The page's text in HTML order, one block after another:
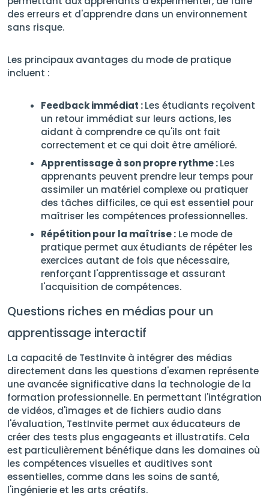
des erreurs et d'apprendre dans un environnement
sans risque.
Les principaux avantages du mode de pratique
incluent :
Feedback immédiat :Les étudiants reçoivent
un retour immédiat sur leurs actions, les
aidant à comprendre ce qu'ils ont fait
correctement et ce qui doit être amélioré.
Apprentissage à son propre rythme :Les
apprenants peuvent prendre leur temps pour
assimiler un matériel complexe ou pratiquer
des tâches difficiles, ce qui est essentiel pour
maîtriser les compétences professionnelles.
Répétition pour la maîtrise : Le mode de
pratique permet aux étudiants de répéter les
exercices autant de fois que nécessaire,
renforçant l'apprentissage et assurant
l'acquisition de compétences.
Questions riches en médias pour un
apprentissage interactif
La capacité de TestInvite à intégrer des médias
directement dans les questions d'examen représente
une avancée significative dans la technologie de la
formation professionnelle. En permettant l'intégration
de vidéos, d'images et de fichiers audio dans
l'évaluation, TestInvite permet aux éducateurs de
créer des tests plus engageants et illustratifs. Cela
est particulièrement bénéfique dans les domaines où
les compétences visuelles et auditives sont
essentielles, comme dans les soins de santé,
l'ingénierie et les arts créatifs.